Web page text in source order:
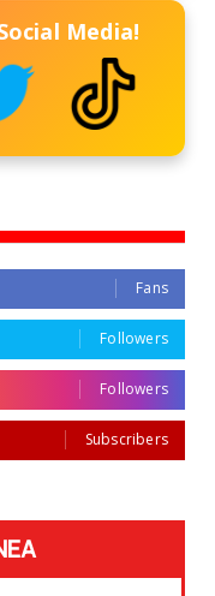
Media!
Fans
Followers
Followers
Subscribers